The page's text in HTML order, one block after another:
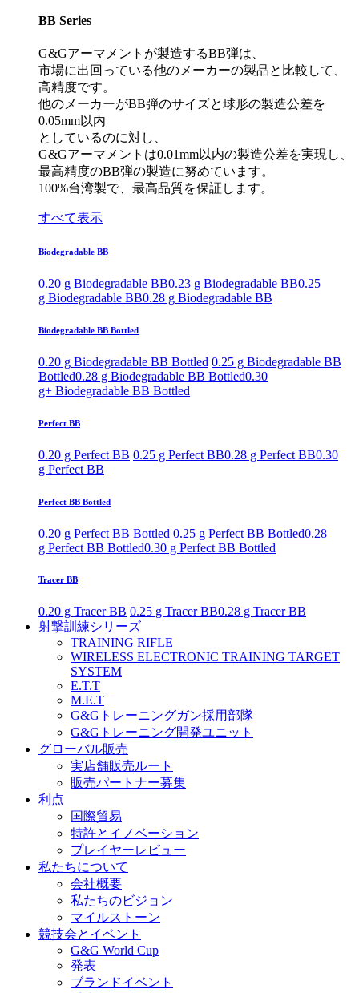
BB Series
G&Gアーマメントが製造するBB弾は、
市場に出回っている他のメーカーの製品と比較して、
高精度です。
他のメーカーがBB弾のサイズと球形の製造公差を
0.05mm以内
としているのに対し、
G&Gアーマメントは0.01mm以内の製造公差を実現し、
最高精度のBB弾の製造に努めています。
100%台湾製で、最高品質を保証します。
すべて表示
Biodegradable BB
0.20 g Biodegradable BB0.23 g Biodegradable BB0.25
g Biodegradable BB0.28 g Biodegradable BB
Biodegradable BB Bottled
0.20 g Biodegradable BB Bottled 0.25 g Biodegradable BB
Bottled0.28 g Biodegradable BB Bottled0.30
g+ Biodegradable BB Bottled
Perfect BB
0.20 g Perfect BB 0.25 g Perfect BB0.28 g Perfect BB0.30
g Perfect BB
Perfect BB Bottled
0.20 g Perfect BB Bottled 0.25 g Perfect BB Bottled0.28
g Perfect BB Bottled0.30 g Perfect BB Bottled
Tracer BB
0.20 g Tracer BB 0.25 g Tracer BB0.28 g Tracer BB
射撃訓練シリーズ
TRAINING RIFLE
WIRELESS ELECTRONIC TRAINING TARGET
SYSTEM
E.T.T
M.E.T
G&Gトレーニングガン採用部隊
G&Gトレーニング開発ユニット
グローバル販売
実店舗販売ルート
販売パートナー募集
利点
国際貿易
特許とイノベーション
プレイヤーレビュー
私たちについて
会社概要
私たちのビジョン
マイルストーン
競技会とイベント
G&G World Cup
発表
ブランドイベント